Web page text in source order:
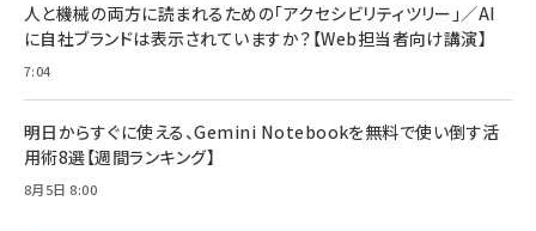
人と機械の両方に読まれるための「アクセシビリティツリー」／AI
に自社ブランドは表示されていますか？【Web担当者向け講演】
7:04
明日からすぐに使える、Gemini Notebookを無料で使い倒す活
用術8選【週間ランキング】
8月5日 8:00